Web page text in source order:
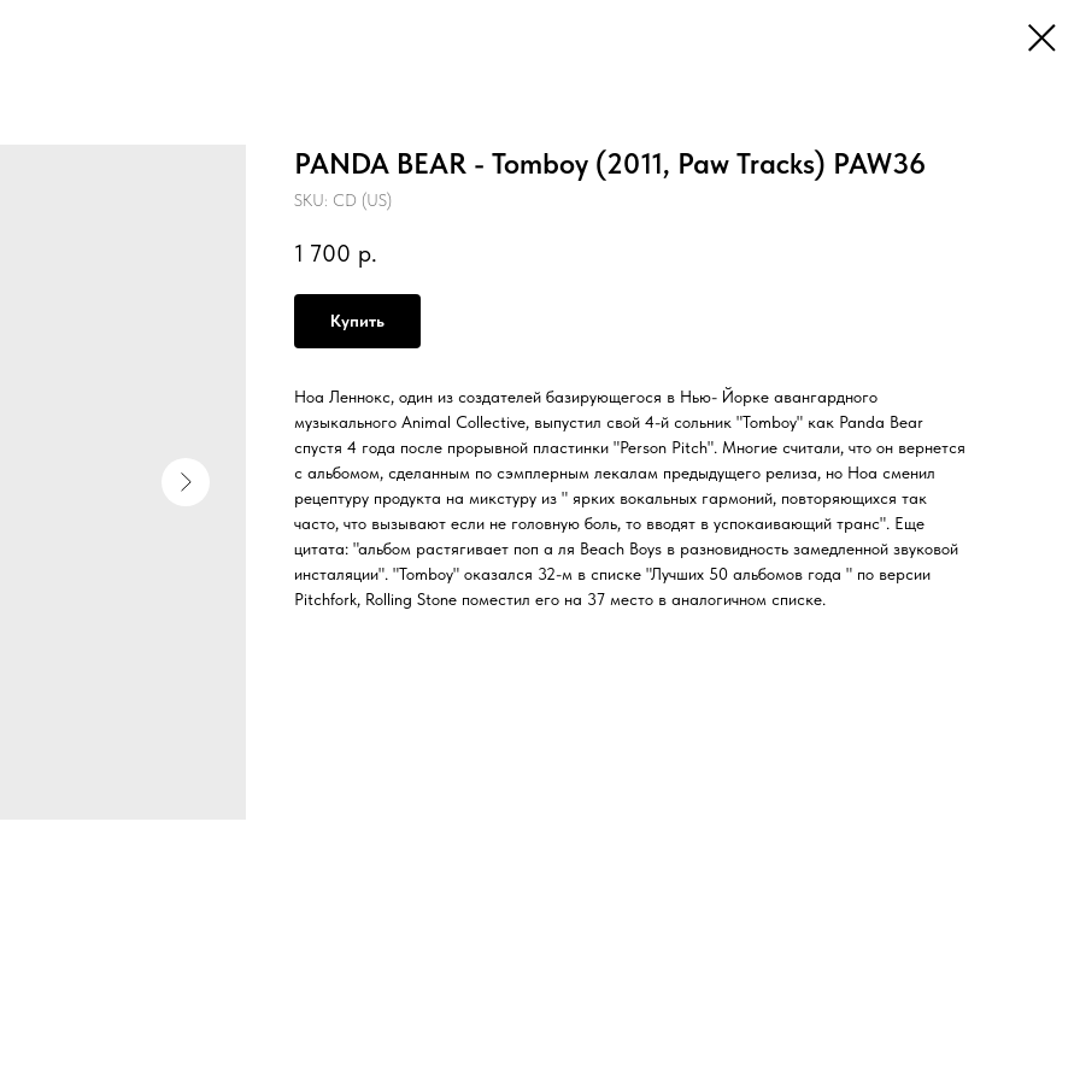
PANDA BEAR - Tomboy (2011, Paw Tracks) PAW36
SKU: CD (US)
1 700 р.
Купить
Ноа Леннокс, один из создателей базирующегося в Нью- Йорке авангардного
музыкального Animal Collective, выпустил свой 4-й сольник "Tomboy" как Panda Bear
спустя 4 года после прорывной пластинки "Person Pitch". Многие считали, что он вернется
с альбомом, сделанным по сэмплерным лекалам предыдущего релиза, но Ноа сменил
рецептуру продукта на микстуру из " ярких вокальных гармоний, повторяющихся так
часто, что вызывают если не головную боль, то вводят в успокаивающий транс". Еще
цитата: "альбом растягивает поп а ля Beach Boys в разновидность замедленной звуковой
инсталяции". "Tomboy" оказался 32-м в списке "Лучших 50 альбомов года " по версии
Pitchfork, Rolling Stone поместил его на 37 место в аналогичном списке.